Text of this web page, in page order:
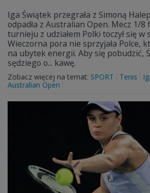
Iga Świątek przegrała z Simoną
odpadła z Australian Open. Mecz 1/8
turnieju z udziałem Polki toczył się w
Wieczorna pora nie sprzyjała Polce,
na ubytek energii. Aby się pobudzić,
sędziego o... kawę.
Zobacz więcej na temat: SPORT Tenis
Australian Open